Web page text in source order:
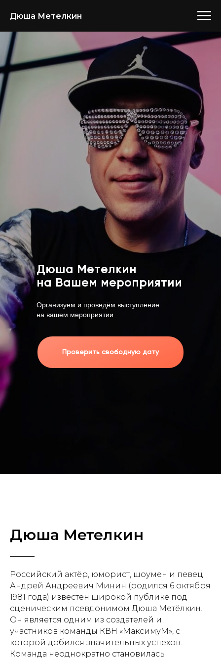
Дюша Метелкин
Дюша Метелкин
на Вашем мероприятии
Организуем и проведём выступление
на вашем мероприятии
Проверить свободную дату
Дюша Метелкин
Российский актёр, юморист, шоумен и певец
Андрей Андреевич Минин (родился 6 октября
1981 года) известен широкой публике под
сценическим псевдонимом Дюша Метёлкин.
Он является одним из создателей и
участников команды КВН «МаксимуМ», с
которой добился значительных успехов.
Команда неоднократно становилась